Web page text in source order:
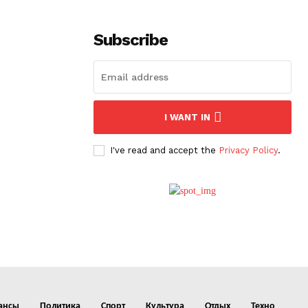
Subscribe
I WANT IN
I've read and accept the Privacy Policy.